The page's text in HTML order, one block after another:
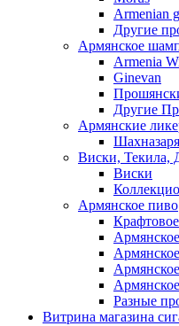
Armenian
Другие
Армянское
Armenia
Ginevan
Другие
Армянские
Виски, Текила,
Виски
Армянское пиво
Разные
Витрина магазина